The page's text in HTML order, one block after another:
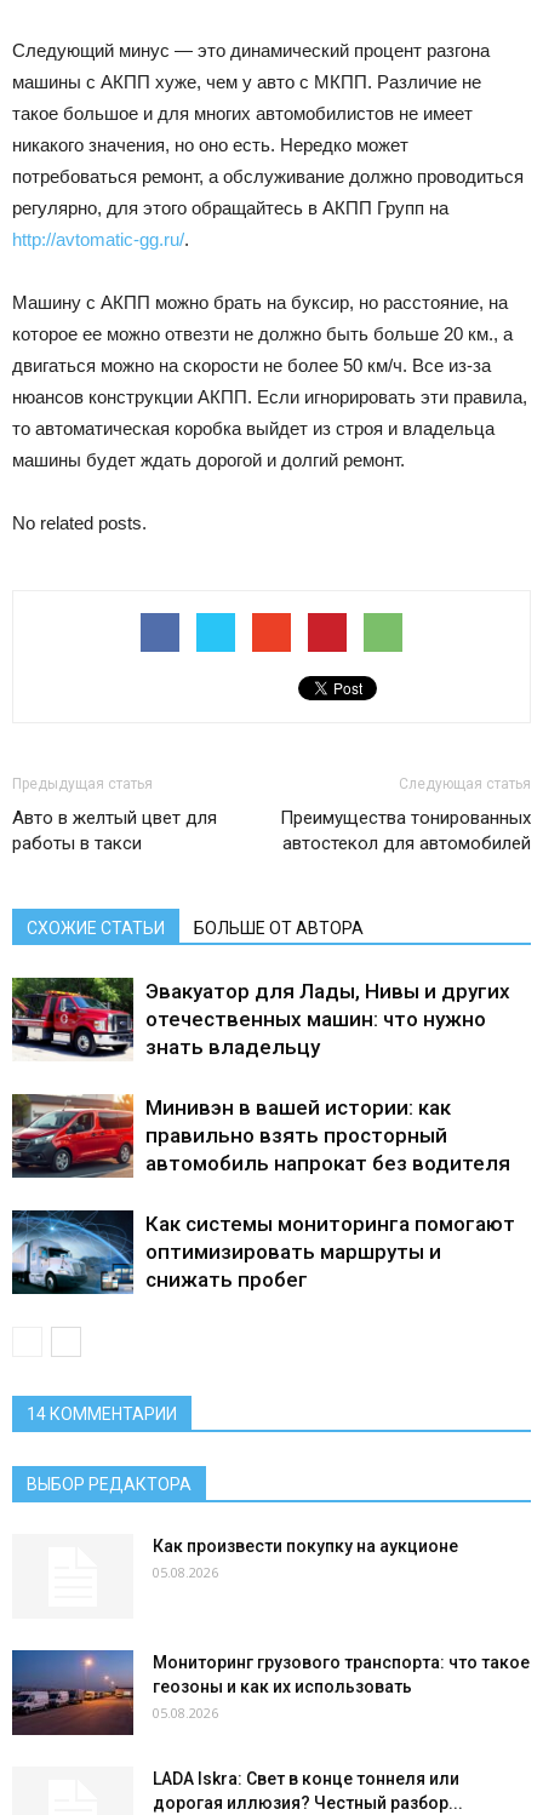
Следующий минус — это динамический процент разгона
машины с АКПП хуже, чем у авто с МКПП. Различие не
такое большое и для многих автомобилистов не имеет
никакого значения, но оно есть. Нередко может
потребоваться ремонт, а обслуживание должно проводиться
регулярно, для этого обращайтесь в АКПП Групп на
http://avtomatic-gg.ru/.
Машину с АКПП можно брать на буксир, но расстояние, на
которое ее можно отвезти не должно быть больше 20 км., а
двигаться можно на скорости не более 50 км/ч. Все из-за
нюансов конструкции АКПП. Если игнорировать эти правила,
то автоматическая коробка выйдет из строя и владельца
машины будет ждать дорогой и долгий ремонт.
No related posts.
Предыдущая статья
Авто в желтый цвет для
работы в такси
Следующая статья
Преимущества тонированных
автостекол для автомобилей
СХОЖИЕ СТАТЬИ БОЛЬШЕ ОТ АВТОРА
Эвакуатор для Лады, Нивы и других
отечественных машин: что нужно
знать владельцу
Минивэн в вашей истории: как
правильно взять просторный
автомобиль напрокат без водителя
Как системы мониторинга помогают
оптимизировать маршруты и
снижать пробег
14 КОММЕНТАРИИ
ВЫБОР РЕДАКТОРА
Как произвести покупку на аукционе
05.08.2026
Мониторинг грузового транспорта: что такое
геозоны и как их использовать
05.08.2026
LADA Iskra: Свет в конце тоннеля или
дорогая иллюзия? Честный разбор...